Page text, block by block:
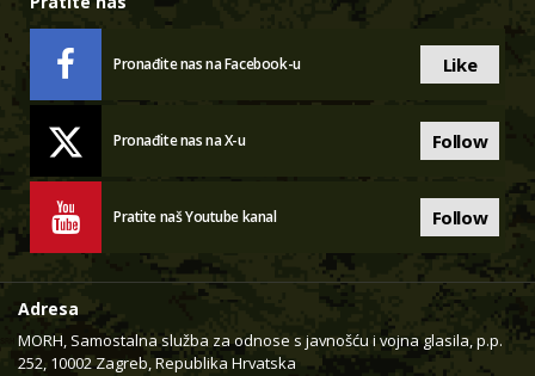
Pronađite nas na Facebook-u Like
Pronađite nas na X-u Follow
Pratite naš Youtube kanal Follow
Adresa
MORH, Samostalna služba za odnose s javnošću i vojna glasila, p.p.
252, 10002 Zagreb, Republika Hrvatska